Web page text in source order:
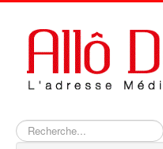
Rechercher